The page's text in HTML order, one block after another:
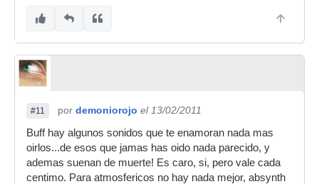
#11 por demoniorojo el 13/02/2011
Buff hay algunos sonidos que te enamoran nada mas
oirlos...de esos que jamas has oido nada parecido, y
ademas suenan de muerte! Es caro, si, pero vale cada
centimo. Para atmosfericos no hay nada mejor, absynth